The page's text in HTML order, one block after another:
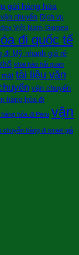
gửi hàng hóa
chuyển Dịch vụ
Việt Nam-Guinea
đi quốc tế
đi Mỹ nhanh giá rẻ
khai báo hải quan
mài tài liệu văn
vận chuyển
hàng hóa đi
hóa đi Peru vận
chuyển hàng đi israel giá